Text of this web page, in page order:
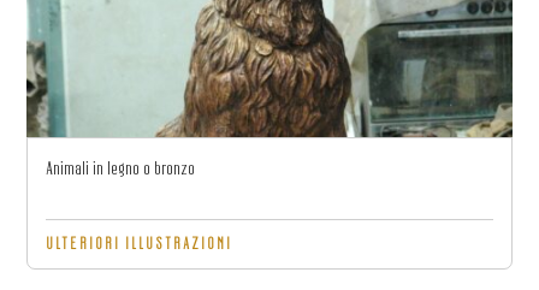
Animali in legno o bronzo
ULTERIORI ILLUSTRAZIONI